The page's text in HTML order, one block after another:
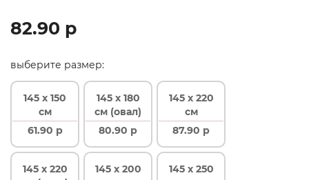
82.90 р
выберите размер:
145 x 150
см
61.90 р
145 х 180
см (овал)
80.90 р
145 х 220
см
87.90 р
145 х 220
145 x 200
145 x 250